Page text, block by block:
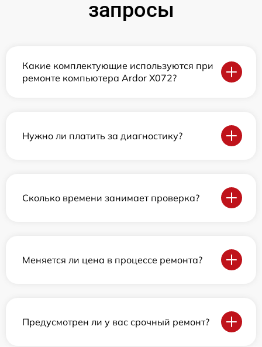
запросы
Какие комплектующие используются при
ремонте компьютера Ardor X072?
Нужно ли платить за диагностику?
Сколько времени занимает проверка?
Меняется ли цена в процессе ремонта?
Предусмотрен ли у вас срочный ремонт?